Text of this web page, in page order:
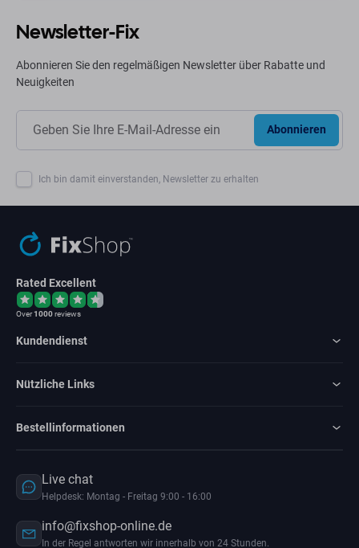
Newsletter-Fix
Abonnieren Sie den regelmäßigen Newsletter über Rabatte und
Neuigkeiten
Abonnieren
Ich bin damit einverstanden, Newsletter zu erhalten
Rated Excellent
Over1000reviews
Kundendienst
Nützliche Links
Bestellinformationen
Live chat
Helpdesk: Montag - Freitag 9:00 - 16:00
info@fixshop-online.de
In der Regel antworten wir innerhalb von 24 Stunden.